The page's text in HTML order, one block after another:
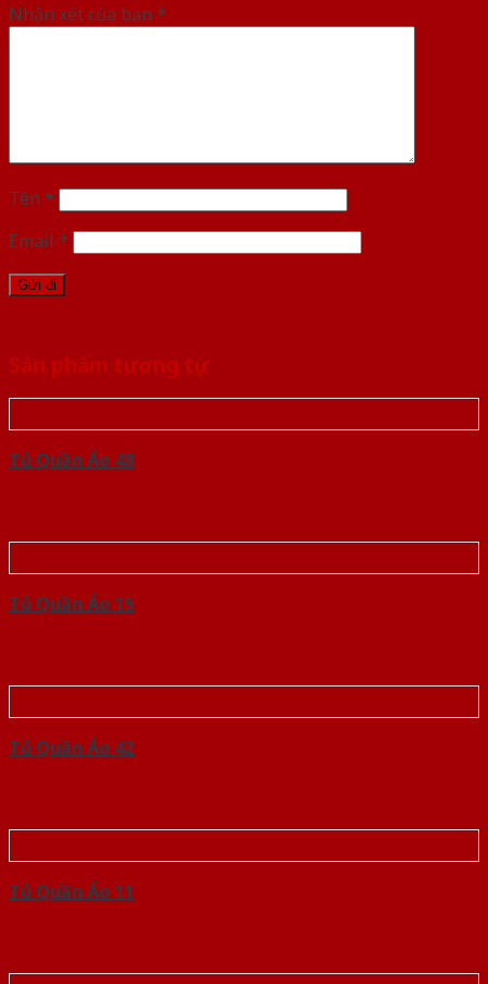
Nhận xét của bạn *
Tên *
Email *
Sản phẩm tương tự
Tủ Quần Áo 48
Tủ Quần Áo 15
Tủ Quần Áo 42
Tủ Quần Áo 11